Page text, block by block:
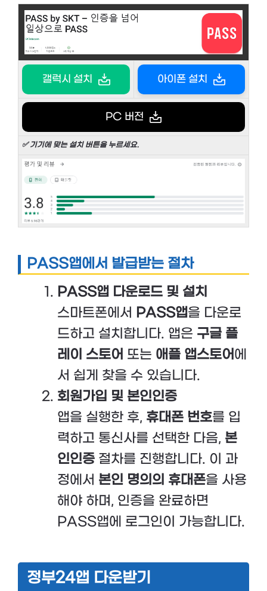
갤럭시 설치 아이폰 설치
PC 버전
✅ 기기에 맞는 설치 버튼을 누르세요.
PASS앱에서 발급받는 절차
PASS앱 다운로드 및 설치
스마트폰에서 PASS앱을 다운로
드하고 설치합니다. 앱은 구글 플
레이 스토어 또는 애플 앱스토어에
서 쉽게 찾을 수 있습니다.
회원가입 및 본인인증
앱을 실행한 후, 휴대폰 번호를 입
력하고 통신사를 선택한 다음, 본
인인증 절차를 진행합니다. 이 과
정에서 본인 명의의 휴대폰을 사용
해야 하며, 인증을 완료하면
PASS앱에 로그인이 가능합니다.
정부24앱 다운받기